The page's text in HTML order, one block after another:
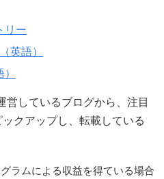
リー
英語）
しているブログから、注目
クアップし、転載している
ラムによる収益を得ている場合